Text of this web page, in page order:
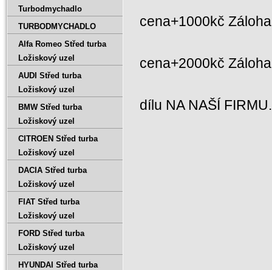
cena+1000kč
cena+2000kč
dílu NA NAŠÍ
Turbodmychadlo
TURBODMYCHADLO
Alfa Romeo Střed turba
Ložiskový uzel
AUDI Střed turba
Ložiskový uzel
BMW Střed turba
Ložiskový uzel
CITROEN Střed turba
Ložiskový uzel
DACIA Střed turba
Ložiskový uzel
FIAT Střed turba
Ložiskový uzel
FORD Střed turba
Ložiskový uzel
HYUNDAI Střed turba